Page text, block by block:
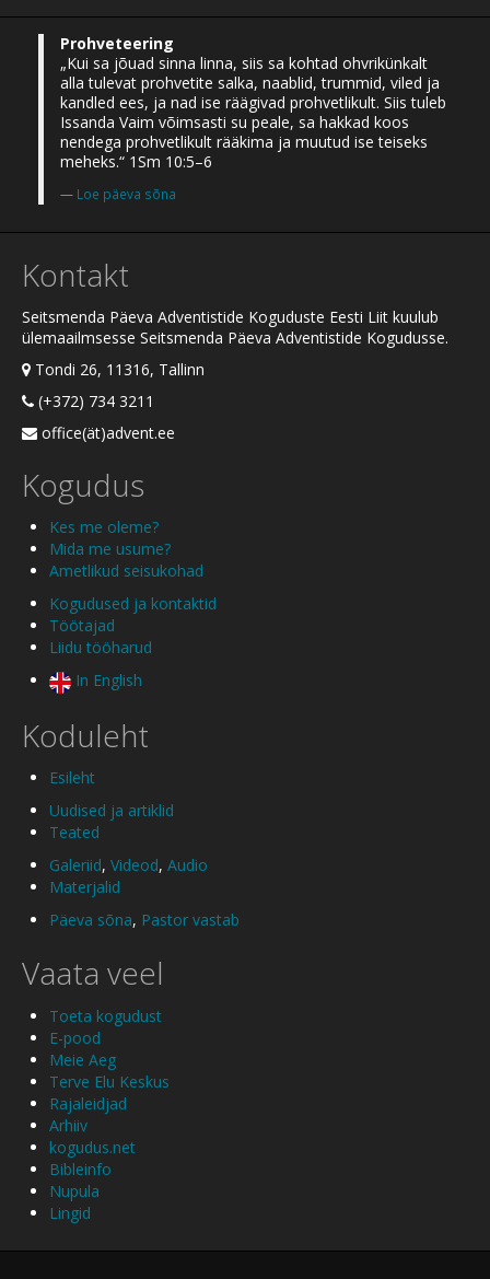
Prohveteering
„Kui sa jõuad sinna linna, siis sa kohtad ohvrikünkalt
alla tulevat prohvetite salka, naablid, trummid, viled ja
kandled ees, ja nad ise räägivad prohvetlikult. Siis tuleb
Issanda Vaim võimsasti su peale, sa hakkad koos
nendega prohvetlikult rääkima ja muutud ise teiseks
meheks.“ 1Sm 10:5–6
Loe päeva sõna
Kontakt
Seitsmenda Päeva Adventistide Koguduste Eesti Liit kuulub
ülemaailmsesse Seitsmenda Päeva Adventistide Kogudusse.
Tondi 26, 11316, Tallinn
(+372) 734 3211
office(ät)advent.ee
Kogudus
Kes me oleme?
Mida me usume?
Ametlikud seisukohad
Kogudused ja kontaktid
Töötajad
Liidu tööharud
In English
Koduleht
Esileht
Uudised ja artiklid
Teated
Galeriid, Videod, Audio
Materjalid
Päeva sõna, Pastor vastab
Vaata veel
Toeta kogudust
E-pood
Meie Aeg
Terve Elu Keskus
Rajaleidjad
Arhiiv
kogudus.net
Bibleinfo
Nupula
Lingid